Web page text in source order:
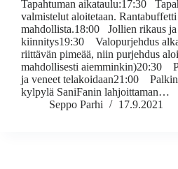
Tapahtuman aikataulu:17:30
valmistelut aloitetaan.
mahdollista.18:00 Jollien rikaus ja
kiinnitys19:30 Valopurjehdus
riittävän pimeää, niin purjehdus
mahdollisesti aiemminkin)20:30
ja veneet telakoidaan21:00
kylpylä SaniFanin lahjoittaman…
Seppo Parhi
17.9.2021